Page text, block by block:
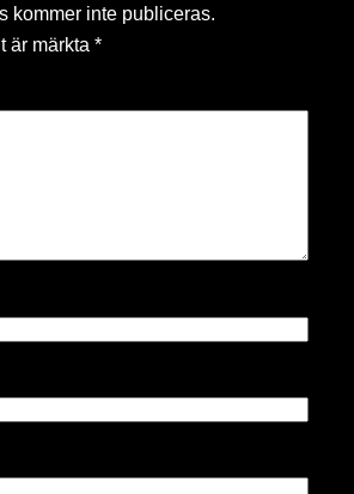
kommer inte publiceras.
är märkta *